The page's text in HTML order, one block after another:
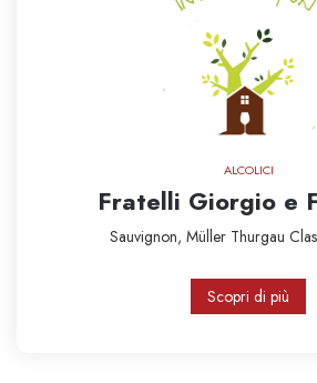
ALCOLICI
Fratelli Giorgio e
Sauvignon, Müller Thurgau
Scopri di più